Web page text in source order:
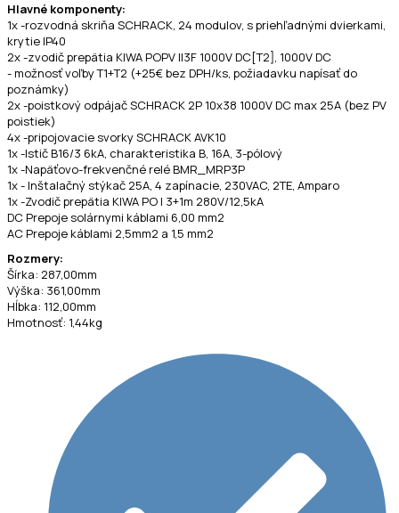
Hlavné komponenty:
1x -rozvodná skriňa SCHRACK, 24 modulov, s priehľadnými dvierkami,
krytie IP40
2x -zvodič prepätia KIWA POPV II3F 1000V DC[T2], 1000V DC
- možnosť voľby T1+T2 (+25€ bez DPH/ks, požiadavku napísať do
poznámky)
2x -poistkový odpájač SCHRACK 2P 10x38 1000V DC max 25A (bez PV
poistiek)
4x -pripojovacie svorky SCHRACK AVK10
1x -Istič B16/3 6kA, charakteristika B, 16A, 3-pólový
1x -Napäťovo-frekvenčné relé BMR_MRP3P
1x - Inštalačný stýkač 25A, 4 zapínacie, 230VAC, 2TE, Amparo
1x -Zvodič prepätia KIWA PO I 3+1m 280V/12,5kA
DC Prepoje solárnymi káblami 6,00 mm2
AC Prepoje káblami 2,5mm2 a 1,5 mm2
Rozmery:
Šírka: 287,00mm
Výška: 361,00mm
Hĺbka: 112,00mm
Hmotnosť: 1,44kg